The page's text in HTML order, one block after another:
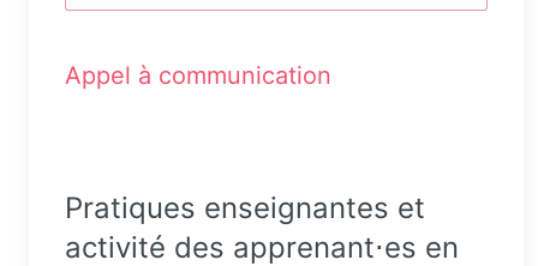
Appel à communication
Pratiques enseignantes et
activité des apprenant⋅es en